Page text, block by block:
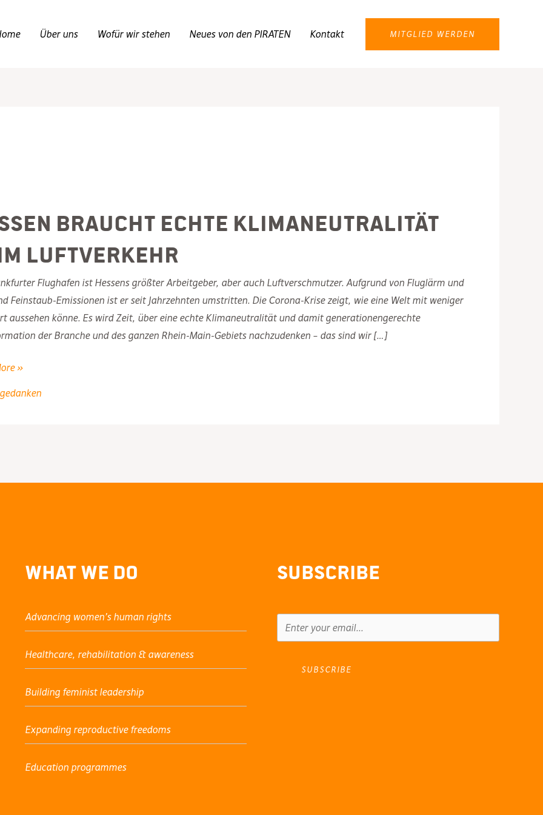
Über uns Wofür wir stehen Neues von den PIRATEN Kontakt MITGLIED WERDEN
braucht echte Klimaneutralität
Luftverkehr
Flughafen ist Hessens größter Arbeitgeber, aber auch Luftverschmutzer. Aufgrund von Fluglärm und
Feinstaub-Emissionen ist er seit Jahrzehnten umstritten. Die Corona-Krise zeigt, wie eine Welt mit weniger
aussehen könne. Es wird Zeit, über eine echte Klimaneutralität und damit generationengerechte
der Branche und des ganzen Rhein-Main-Gebiets nachzudenken – das sind wir […]
»
What We Do
Advancing women’s human rights
Healthcare, rehabilitation & awareness
Building feminist leadership
Expanding reproductive freedoms
Education programmes
Subscribe
SUBSCRIBE